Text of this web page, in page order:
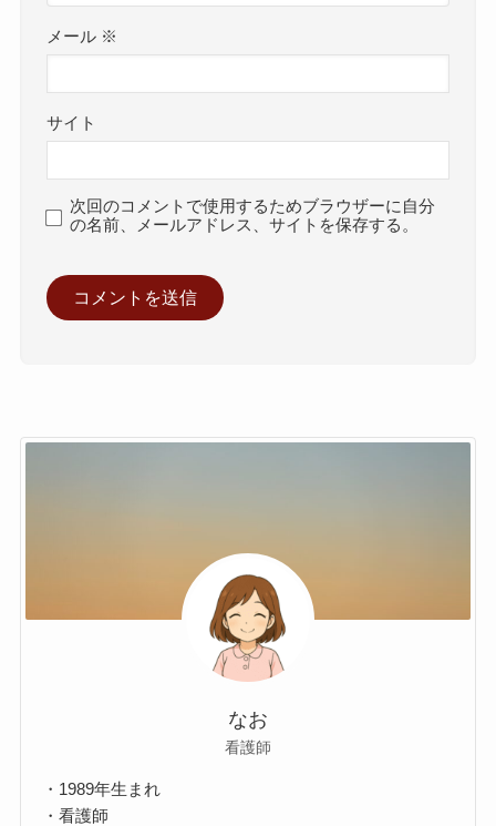
メール ※
サイト
次回のコメントで使用するためブラウザーに自分
の名前、メールアドレス、サイトを保存する。
なお
看護師
・1989年生まれ
・看護師